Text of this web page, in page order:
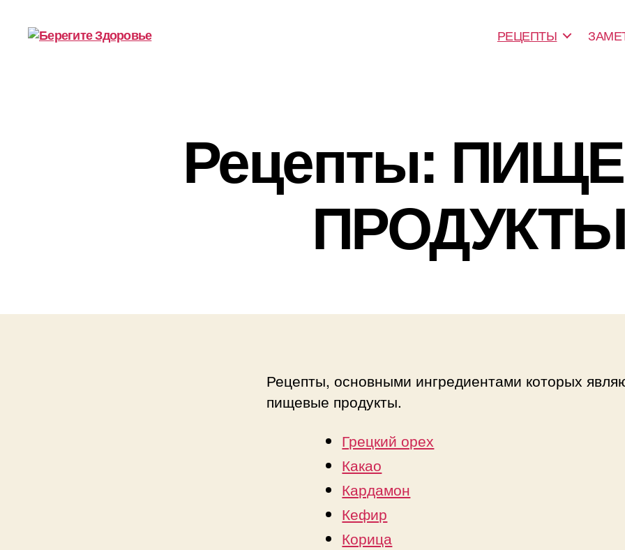
РЕЦЕПТЫ
Рецепты:
Рецепты, основными ингредиентами которых
пищевые продукты.
Грецкий орех
Какао
Кардамон
Кефир
Корица